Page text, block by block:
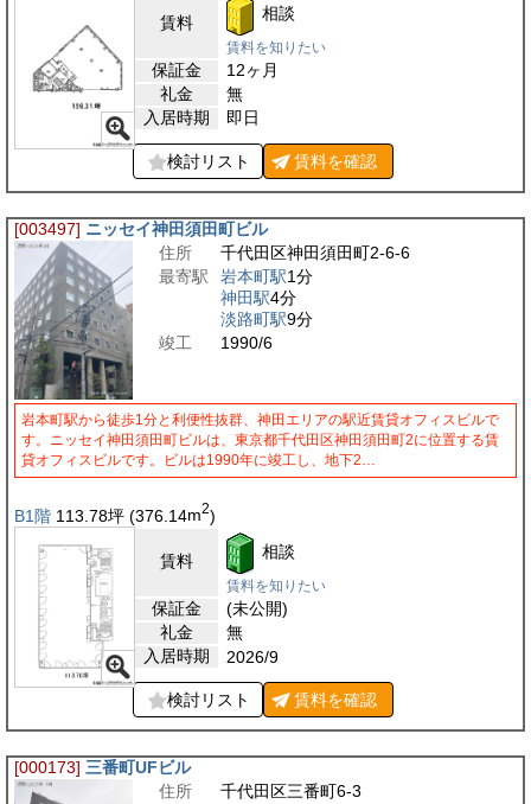
賃料 相談
賃料を知りたい
保証金
12ヶ月
礼金
無
入居時期
即日
検討リスト 賃料を確認
[003497] ニッセイ神田須田町ビル
住所
千代田区神田須田町2-6-6
最寄駅
岩本町駅1分
神田駅4分
淡路町駅9分
竣工
1990/6
岩本町駅から徒歩1分と利便性抜群、神田エリアの駅近賃貸オフィスビルで
す。ニッセイ神田須田町ビルは、東京都千代田区神田須田町2に位置する賃
貸オフィスビルです。ビルは1990年に竣工し、地下2…
B1階 113.78坪 (376.14m2)
賃料 相談
賃料を知りたい
保証金
(未公開)
礼金
無
入居時期
2026/9
検討リスト 賃料を確認
[000173] 三番町UFビル
住所
千代田区三番町6-3